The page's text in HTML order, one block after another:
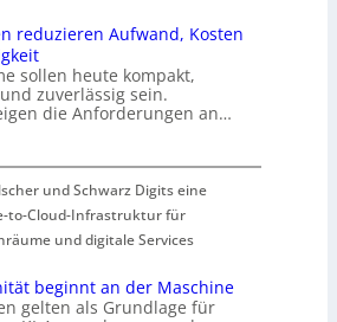
reduzieren Aufwand, Kosten
sollen heute kompakt,
zuverlässig sein.
die Anforderungen an…
und Schwarz Digits eine
to-Cloud-Infrastruktur für
und digitale Services
beginnt an der Maschine
gelten als Grundlage für